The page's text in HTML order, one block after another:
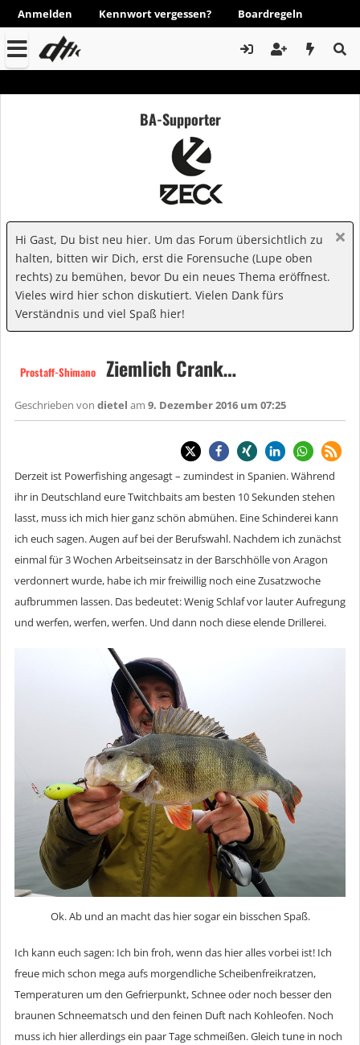
Anmelden Kennwort vergessen? Boardregeln
BA-Supporter
Hi Gast, Du bist neu hier. Um das Forum übersichtlich zu
halten, bitten wir Dich, erst die Forensuche (Lupe oben
rechts) zu bemühen, bevor Du ein neues Thema eröffnest.
Vieles wird hier schon diskutiert. Vielen Dank fürs
Verständnis und viel Spaß hier!
Prostaff-Shimano Ziemlich Crank…
Geschrieben von dietel am 9. Dezember 2016 um 07:25
Derzeit ist Powerfishing angesagt – zumindest in Spanien. Während
ihr in Deutschland eure Twitchbaits am besten 10 Sekunden stehen
lasst, muss ich mich hier ganz schön abmühen. Eine Schinderei kann
ich euch sagen. Augen auf bei der Berufswahl. Nachdem ich zunächst
einmal für 3 Wochen Arbeitseinsatz in der Barschhölle von Aragon
verdonnert wurde, habe ich mir freiwillig noch eine Zusatzwoche
aufbrummen lassen. Das bedeutet: Wenig Schlaf vor lauter Aufregung
und werfen, werfen, werfen. Und dann noch diese elende Drillerei.
Ok. Ab und an macht das hier sogar ein bisschen Spaß.
Ich kann euch sagen: Ich bin froh, wenn das hier alles vorbei ist! Ich
freue mich schon mega aufs morgendliche Scheibenfreikratzen,
Temperaturen um den Gefrierpunkt, Schnee oder noch besser den
braunen Schneematsch und den feinen Duft nach Kohleofen. Noch
muss ich hier allerdings ein paar Tage schmeißen. Gleich tune in noch